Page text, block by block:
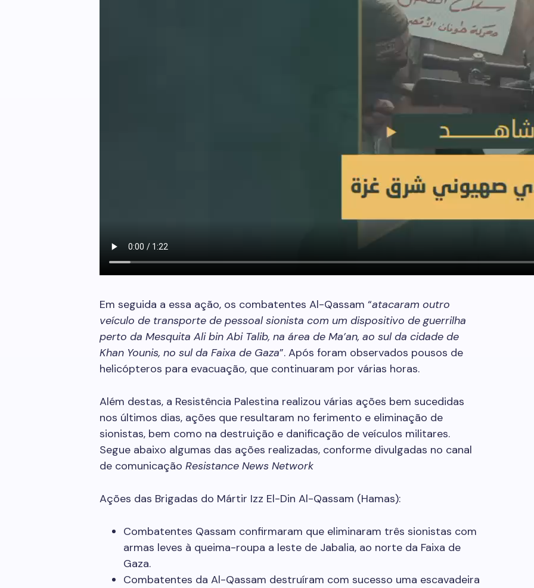
Em seguida a essa ação, os combatentes Al-Qassam “atacaram outro
veículo de transporte de pessoal sionista com um dispositivo de guerrilha
perto da Mesquita Ali bin Abi Talib, na área de Ma’an, ao sul da cidade de
Khan Younis, no sul da Faixa de Gaza”. Após foram observados pousos de
helicópteros para evacuação, que continuaram por várias horas.
Além destas, a Resistência Palestina realizou várias ações bem sucedidas
nos últimos dias, ações que resultaram no ferimento e eliminação de
sionistas, bem como na destruição e danificação de veículos militares.
Segue abaixo algumas das ações realizadas, conforme divulgadas no canal
de comunicação Resistance News Network
Ações das Brigadas do Mártir Izz El-Din Al-Qassam (Hamas):
Combatentes Qassam confirmaram que eliminaram três sionistas com
armas leves à queima-roupa a leste de Jabalia, ao norte da Faixa de
Gaza.
Combatentes da Al-Qassam destruíram com sucesso uma escavadeira